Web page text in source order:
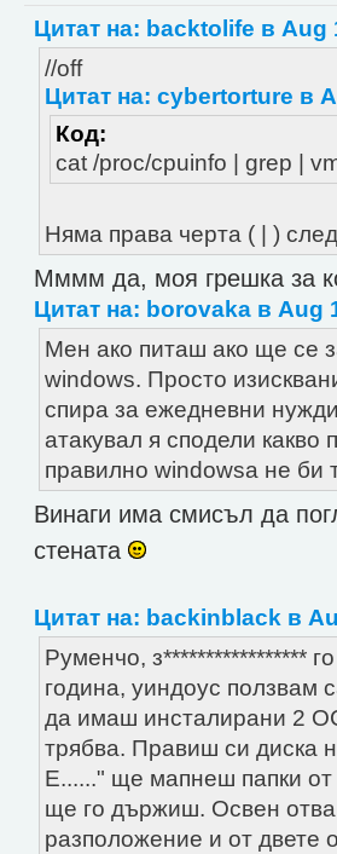
Цитат на: backtolife в Aug
//off
Цитат на: cybertorture в
Код:
cat /proc/cpuinfo | grep |
Няма права черта ( | )
Мммм да, моя грешка за
Цитат на: borovaka в Aug
Мен ако питаш ако ще се
windows. Просто
спира за ежедневни
атакувал я сподели
правилно windowsa не би
Винаги има смисъл да
стената
Цитат на: backinblack в
Руменчо, з*****************
година, уиндоус ползвам
да имаш инсталирани 2
трябва. Правиш си диска
Е......" ще мапнеш папки от
ще го държиш. Освен
разположение и от двете